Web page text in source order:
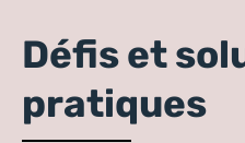
Défis et
pratiques